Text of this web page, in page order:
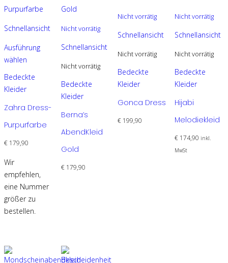
Schnellansicht
Ausführung
wählen
mehrere
Varianten
Die
Produktseite
Bedeckte
Kleider
Zahra Dress-
Purpurfarbe
€ 179,90
Wir
empfehlen,
eine Nummer
größer zu
bestellen.
Nicht vorrätig
Schnellansicht
Nicht vorrätig
Dieses
Produkt
mehrere
Varianten
auf.
Optionen
Bedeckte
Kleider
Berna’s
AbendKleid
Gold
€179,90
Nicht vorrätig
Schnellansicht
Nicht vorrätig
Dieses
Produkt
mehrere
Varianten
Bedeckte
Kleider
Gonca Dress
€ 199,90
Nicht vorrätig
Schnellansicht
Nicht vorrätig
Bedeckte
Kleider
Hijabi
Melodiekleid
€174,90 inkl.
MwSt